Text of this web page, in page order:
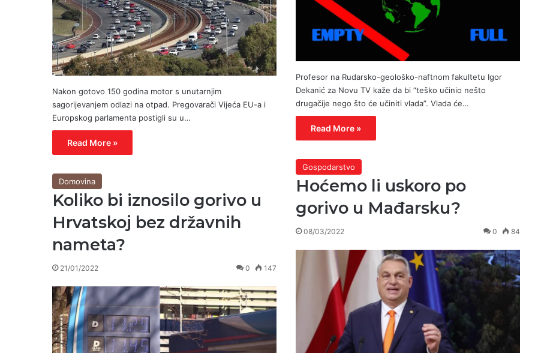
Nakon gotovo 150 godina motor s unutarnjim
sagorijevanjem odlazi na otpad. Pregovarači Vijeća EU-a i
Europskog parlamenta postigli su u…
Read More »
Profesor na Rudarsko-geološko-naftnom fakultetu Igor
Dekanić za Novu TV kaže da bi “teško učinio nešto
drugačije nego što će učiniti vlada”. Vlada će…
Read More »
Gospodarstvo
Hoćemo li uskoro po
gorivo u Mađarsku?
08/03/2022 0 84
Domovina
Koliko bi iznosilo gorivo u
Hrvatskoj bez državnih
nameta?
21/01/2022 0 147